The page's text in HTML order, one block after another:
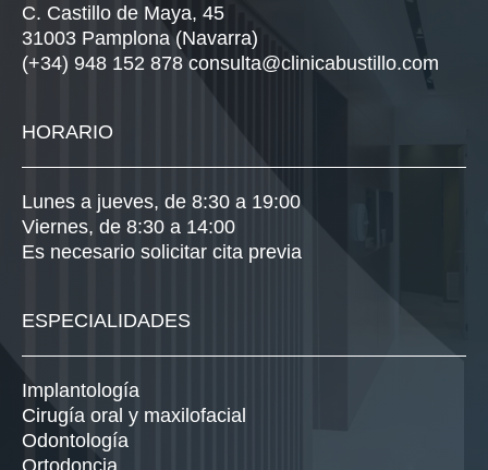
C. Castillo de Maya, 45
31003 Pamplona (Navarra)
(+34) 948 152 878 consulta@clinicabustillo.com
HORARIO
Lunes a jueves, de 8:30 a 19:00
Viernes, de 8:30 a 14:00
Es necesario solicitar cita previa
ESPECIALIDADES
Implantología
Cirugía oral y maxilofacial
Odontología